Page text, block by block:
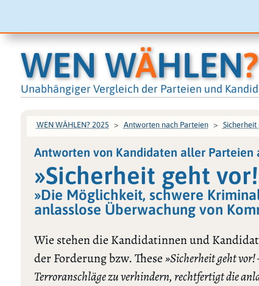
WEN WÄHLEN?
Unabhängiger Vergleich der Parteien und
WEN WÄHLEN? 2025 Antworten nach Parteien Sicherheit
Antworten von Kandidaten aller Parteien
»Sicherheit geht
»Die Möglichkeit, schwere
anlasslose Überwachung von
Wie stehen die Kandidatinnen und
der Forderung bzw. These»Sicherheit geht
Terroranschläge zu verhindern, rechtfertigt die